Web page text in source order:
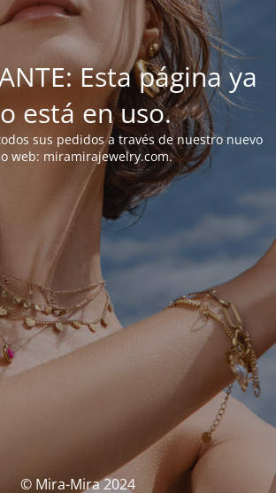
Esta página ya
está en uso.
sus pedidos a través de nuestro nuevo
web: miramirajewelry.com.
© Mira-Mira 2024